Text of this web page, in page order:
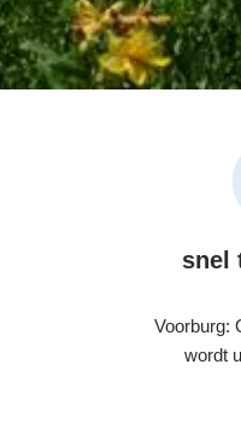
snel
Voorburg:
wordt